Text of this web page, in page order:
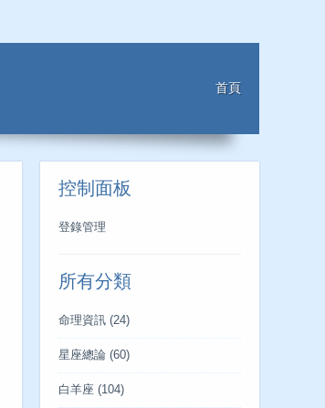
首頁
控制面板
登錄管理
所有分類
命理資訊 (24)
星座總論 (60)
白羊座 (104)